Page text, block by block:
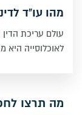
מהו עו"ד
עולם עריכת
לאוכלוסייה היא
מה תרצו